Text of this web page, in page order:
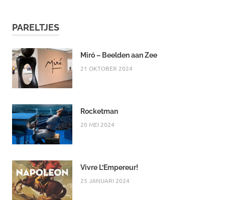
PARELTJES
Miró – Beelden aan Zee
21 OKTOBER 2024
Rocketman
20 MEI 2024
Vivre L’Empereur!
25 JANUARI 2024